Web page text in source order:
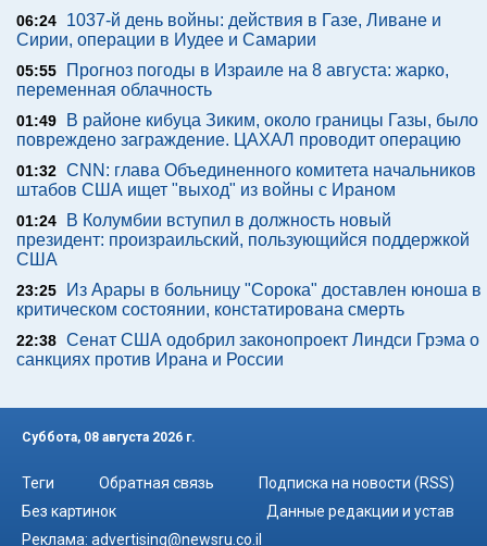
06:24
1037-й день войны: действия в Газе, Ливане и
Сирии, операции в Иудее и Самарии
05:55
Прогноз погоды в Израиле на 8 августа: жарко,
переменная облачность
01:49
В районе кибуца Зиким, около границы Газы, было
повреждено заграждение. ЦАХАЛ проводит операцию
01:32 CNN: глава Объединенного комитета начальников
штабов США ищет "выход" из войны с Ираном
01:24
В Колумбии вступил в должность новый
президент: произраильский, пользующийся поддержкой
США
23:25
Из Арары в больницу "Сорока" доставлен юноша в
критическом состоянии, констатирована смерть
22:38 Сенат США одобрил законопроект Линдси Грэма о
санкциях против Ирана и России
Суббота, 08 августа 2026 г.
Теги Обратная связь
Подписка на новости (RSS)
Без картинок
Данные редакции и устав
Реклама: advertising@newsru.co.il